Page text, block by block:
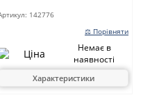
142776
⚖ Порівняти
Немає в
наявності
Характеристики